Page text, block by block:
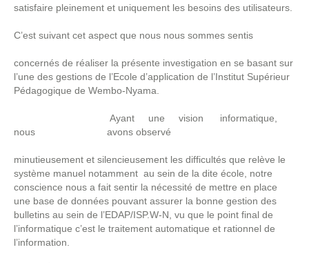
satisfaire pleinement et uniquement les besoins des utilisateurs.
C’est suivant cet aspect que nous nous sommes sentis
concernés de réaliser la présente investigation en se basant sur
l’une des gestions de l’Ecole d’application de l’Institut Supérieur
Pédagogique de Wembo-Nyama.
Ayant une vision informatique,
nous avons observé
minutieusement et silencieusement les difficultés que relève le
système manuel notamment au sein de la dite école, notre
conscience nous a fait sentir la nécessité de mettre en place
une base de données pouvant assurer la bonne gestion des
bulletins au sein de l’EDAP/ISP.W-N, vu que le point final de
l’informatique c’est le traitement automatique et rationnel de
l’information.